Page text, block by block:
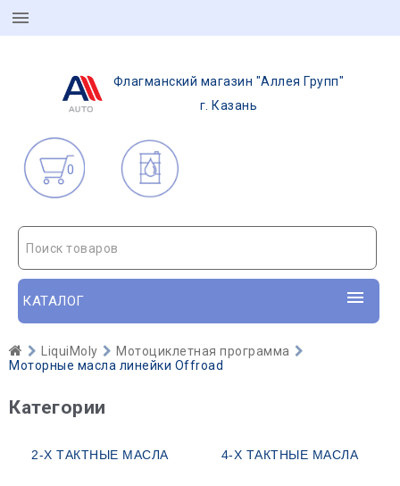
Флагманский магазин "Аллея Групп"
г. Казань
0
Поиск товаров
КАТАЛОГ
LiquiMoly
Мотоциклетная программа
Моторные масла линейки Offroad
Категории
2-Х ТАКТНЫЕ МАСЛА 4-Х ТАКТНЫЕ МАСЛА